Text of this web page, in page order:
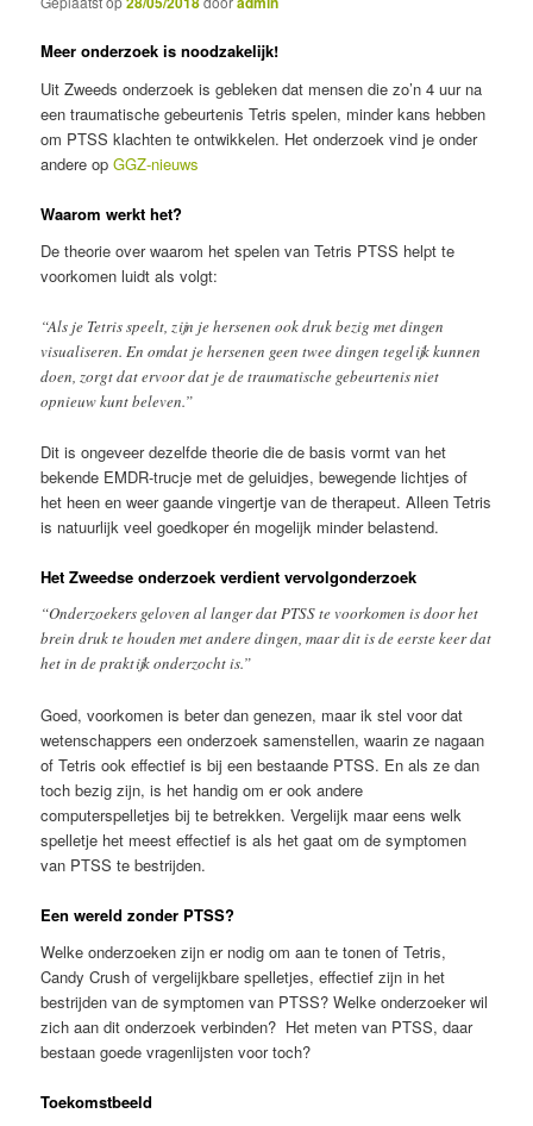
Meer onderzoek is noodzakelijk!
Uit Zweeds onderzoek is gebleken dat mensen die zo’n 4 uur na
een traumatische gebeurtenis Tetris spelen, minder kans hebben
om PTSS klachten te ontwikkelen. Het onderzoek vind je onder
andere opGGZ-nieuws
Waarom werkt het?
De theorie over waarom het spelen van Tetris PTSS helpt te
voorkomen luidt als volgt:
“Als je Tetris speelt, zijn je hersenen ook druk bezig met dingen
visualiseren. En omdat je hersenen geen twee dingen tegelijk kunnen
doen, zorgt dat ervoor dat je de traumatische gebeurtenis niet
opnieuw kunt beleven.”
Dit is ongeveer dezelfde theorie die de basis vormt van het
bekende EMDR-trucje met de geluidjes, bewegende lichtjes of
het heen en weer gaande vingertje van de therapeut. Alleen Tetris
is natuurlijk veel goedkoper én mogelijk minder belastend.
Het Zweedse onderzoek verdient vervolgonderzoek
“Onderzoekers geloven al langer dat PTSS te voorkomen is door het
brein druk te houden met andere dingen, maar dit is de eerste keer dat
het in de praktijk onderzocht is.”
Goed, voorkomen is beter dan genezen, maar ik stel voor dat
wetenschappers een onderzoek samenstellen, waarin ze nagaan
of Tetris ook effectief is bij een bestaande PTSS. En als ze dan
toch bezig zijn, is het handig om er ook andere
computerspelletjes bij te betrekken. Vergelijk maar eens welk
spelletje het meest effectief is als het gaat om de symptomen
van PTSS te bestrijden.
Een wereld zonder PTSS?
Welke onderzoeken zijn er nodig om aan te tonen of Tetris,
Candy Crush of vergelijkbare spelletjes, effectief zijn in het
bestrijden van de symptomen van PTSS? Welke onderzoeker wil
zich aan dit onderzoek verbinden? Het meten van PTSS, daar
bestaan goede vragenlijsten voor toch?
Toekomstbeeld